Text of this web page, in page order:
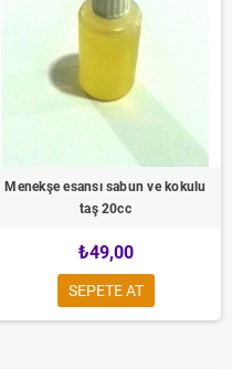
Menekşe esansı sabun ve kokulu
taş 20cc
₺49,00
SEPETE AT